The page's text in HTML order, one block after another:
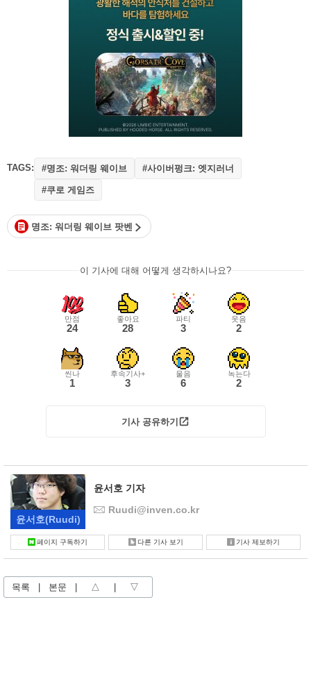
TAGS: #명조: 워더링 웨이브 #사이버펑크: 엣지러너
#쿠로 게임즈
명조: 워더링 웨이브 팟벤
이 기사에 대해 어떻게 생각하시나요?
만점
24
좋아요
28
파티
3
웃음
2
씬나
1
후속기사+
3
울음
6
녹는다
2
기사 공유하기
윤서호(Ruudi)
윤서호 기자
Ruudi@inven.co.kr
페이지 구독하기 다른 기사 보기 기사 제보하기
목록 본문 △ ▽